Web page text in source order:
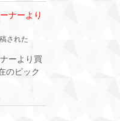
ナーより
された
ーより買
のピック